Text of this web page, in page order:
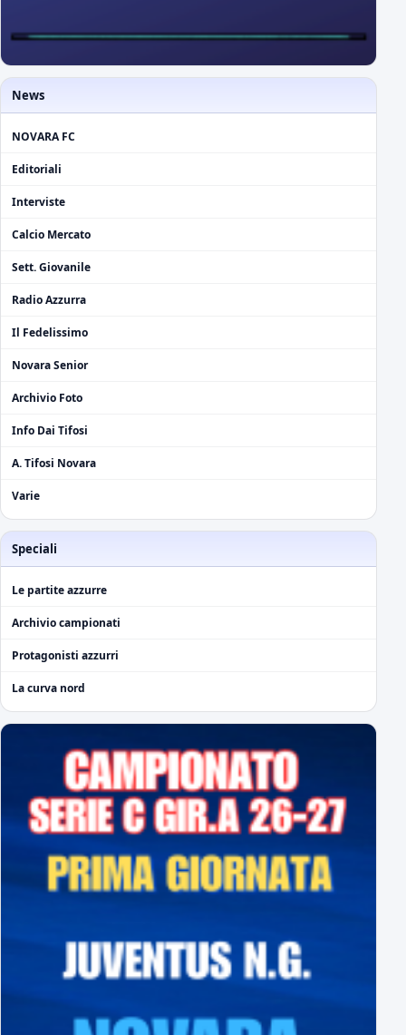
News
NOVARA FC
Editoriali
Interviste
Calcio Mercato
Sett. Giovanile
Radio Azzurra
Il Fedelissimo
Novara Senior
Archivio Foto
Info Dai Tifosi
A. Tifosi Novara
Varie
Speciali
Le partite azzurre
Archivio campionati
Protagonisti azzurri
La curva nord